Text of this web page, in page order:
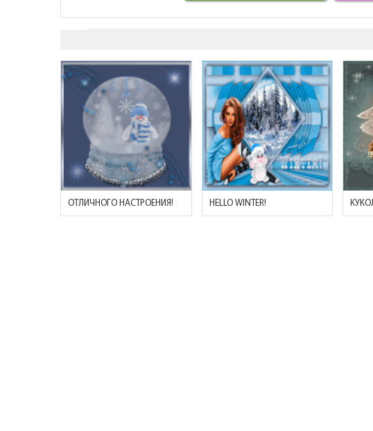
ОТЛИЧНОГО НАСТРОЕНИЯ! HELLO WINTER!